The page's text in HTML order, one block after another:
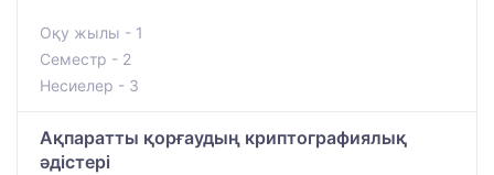
Оқу жылы - 1
Семестр - 2
Несиелер - 3
Ақпаратты қорғаудың криптографиялық
әдістері